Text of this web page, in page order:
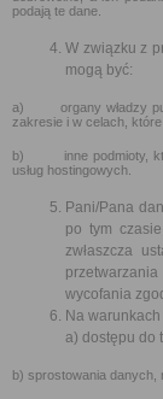
podają te dane.
W związku z
mogą być:
a) organy władzy
zakresie i w celach,
b) inne podmioty, które
usług hostingowych.
Pani/Pana
po tym
zwłaszcza
wycofania
Na
a) dostępu do
b) sprostowania danych,